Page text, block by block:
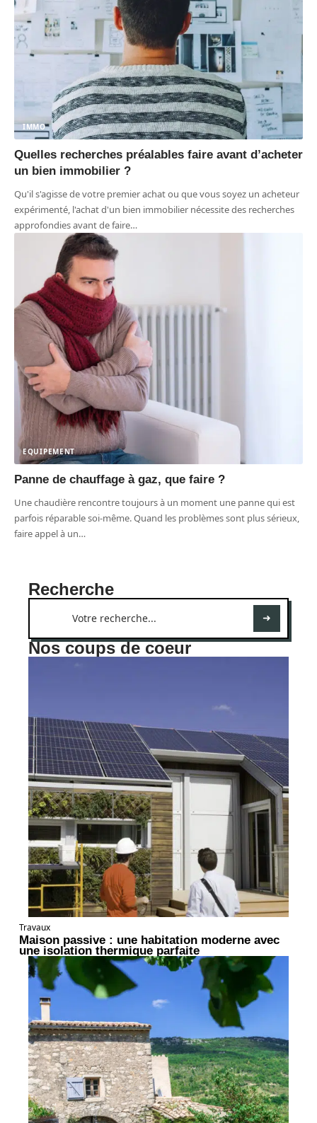
IMMO
Quelles recherches préalables faire avant d’acheter
un bien immobilier ?
Qu'il s'agisse de votre premier achat ou que vous soyez un acheteur
expérimenté, l'achat d'un bien immobilier nécessite des recherches
approfondies avant de faire…
EQUIPEMENT
Panne de chauffage à gaz, que faire ?
Une chaudière rencontre toujours à un moment une panne qui est
parfois réparable soi-même. Quand les problèmes sont plus sérieux,
faire appel à un…
Recherche
Nos coups de coeur
Travaux
Maison passive : une habitation moderne avec
une isolation thermique parfaite